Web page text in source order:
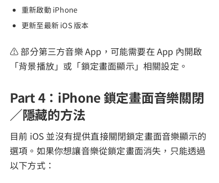
重新啟動 iPhone
更新至最新 iOS 版本
⚠️ 部分第三方音樂 App，可能需要在 App 內開啟
「背景播放」或「鎖定畫面顯示」相關設定。
Part 4：iPhone 鎖定畫面音樂關閉
／隱藏的方法
目前 iOS 並沒有提供直接關閉鎖定畫面音樂顯示的
選項。如果你想讓音樂從鎖定畫面消失，只能透過
以下方式：